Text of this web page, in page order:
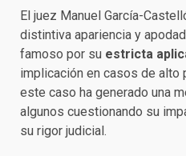
El juez Manuel García-
distintiva apariencia y
famoso por su estricta
implicación en casos de alto
este caso ha generado una
algunos cuestionando su
su rigor judicial.